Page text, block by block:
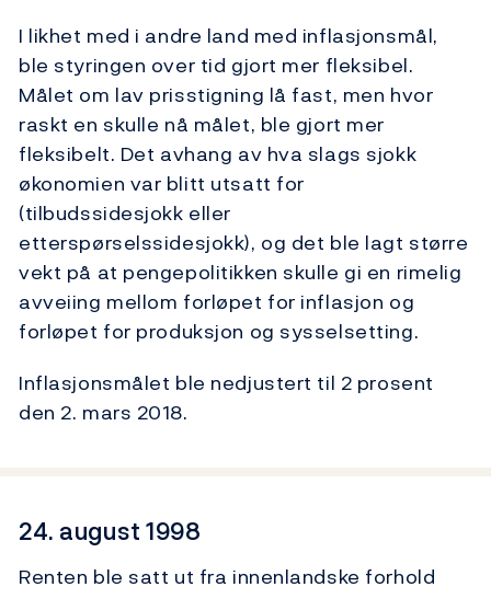
I likhet med i andre land med inflasjonsmål,
ble styringen over tid gjort mer fleksibel.
Målet om lav prisstigning lå fast, men hvor
raskt en skulle nå målet, ble gjort mer
fleksibelt. Det avhang av hva slags sjokk
økonomien var blitt utsatt for
(tilbudssidesjokk eller
etterspørselssidesjokk), og det ble lagt større
vekt på at pengepolitikken skulle gi en rimelig
avveiing mellom forløpet for inflasjon og
forløpet for produksjon og sysselsetting.
Inflasjonsmålet ble nedjustert til 2 prosent
den 2. mars 2018.
24. august 1998
Renten ble satt ut fra innenlandske forhold